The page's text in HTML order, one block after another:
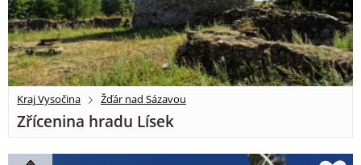
Kraj Vysočina Žďár nad Sázavou
Zřícenina hradu Lísek